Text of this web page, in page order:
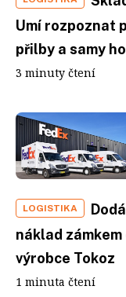
Umí rozpoznat
přilby a samy
3 minuty čtení
LOGISTIKA
náklad
výrobce Tokoz
1 minuta čtení